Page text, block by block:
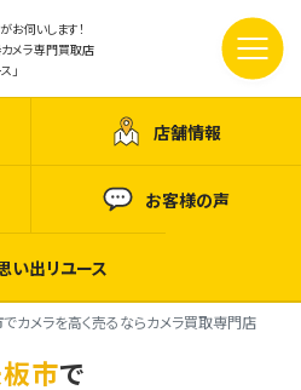
お伺いします！
メラ専門買取店
」
店舗情報
お客様の声
い出リユース
カメラを高く売るならカメラ買取専門店
市で